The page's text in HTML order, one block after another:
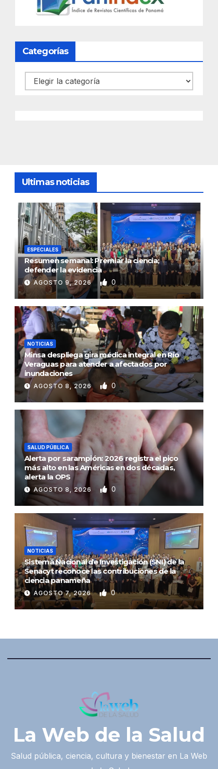
Categorías
Categorías
Ultimas noticias
ESPECIALES
Resumen semanal: Premiar la ciencia;
defender la evidencia
AGOSTO 9, 2026 0
NOTICIAS
Minsa despliega gira médica integral en Río
Veraguas para atender a afectados por
inundaciones
AGOSTO 8, 2026 0
SALUD PÚBLICA
Alerta por sarampión: 2026 registra el pico
más alto en las Américas en dos décadas,
alerta la OPS
AGOSTO 8, 2026 0
NOTICIAS
Sistema Nacional de Investigación (SNI) de la
Senacyt reconoce las contribuciones de la
ciencia panameña
AGOSTO 7, 2026 0
La Web de la Salud
Salud pública, ciencia, cultura y bienestar en La Web